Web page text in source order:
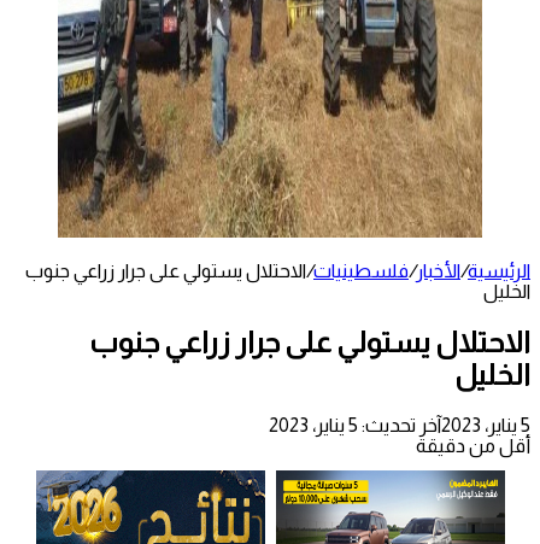
الرئيسية/الأخبار/فلسطينيات/الاحتلال يستولي على جرار زراعي جنوب
الخليل
الاحتلال يستولي على جرار زراعي جنوب
الخليل
5 يناير، 2023
آخر تحديث: 5 يناير، 2023
أقل من دقيقة